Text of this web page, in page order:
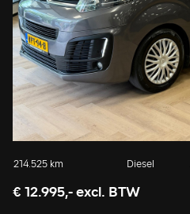
214.525 km Diesel
€ 12.995,- excl. BTW